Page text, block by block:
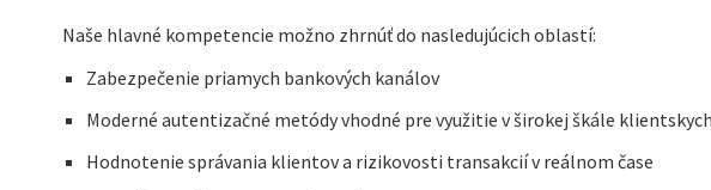
Naše hlavné kompetencie možno zhrnúť do nasledujúcich oblastí:
Zabezpečenie priamych bankových kanálov
Moderné autentizačné metódy vhodné pre využitie v širokej škále
Hodnotenie správania klientov a rizikovosti transakcií v reálnom čase